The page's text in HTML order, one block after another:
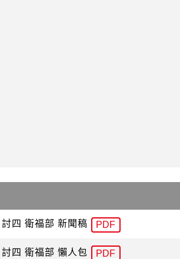
討四 衛福部 新聞稿 PDF
討四 衛福部 懶人包 PDF